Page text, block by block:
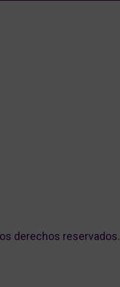
derechos reservados.